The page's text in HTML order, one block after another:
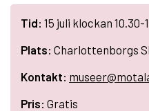
Tid: 15 juli klockan 10.30-
Plats: Charlottenborgs
Kontakt:
Pris: Gratis